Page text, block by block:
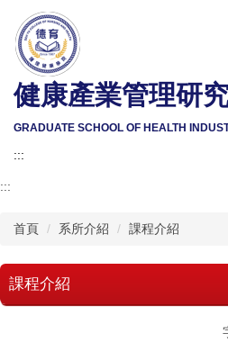
到
主
內
容
區
健康產業管理研
GRADUATE SCHOOL OF HEALTH
:::
:::
首頁 系所介紹 課程介紹
課程介紹